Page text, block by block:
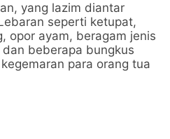
yang lazim diantar
seperti ketupat,
opor ayam, beragam jenis
beberapa bungkus
para orang tua